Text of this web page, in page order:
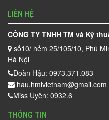
LIÊN HỆ
CÔNG TY TNHH TM và Kỹ
số10/ hẻm 25/105/10, Phú
Hà Nội
Đoàn Hậu: 0973.371.083
hau.hmivietnam@gmail.com
Miss Uyên: 0932.6
THÔNG TIN